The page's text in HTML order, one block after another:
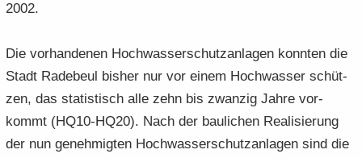
2002.
Die vor­han­de­nen Hoch­was­ser­schutz­an­la­gen konn­ten die
Stadt Ra­de­beul bis­her nur vor einem Hoch­was­ser schüt­
zen, das sta­tis­tisch alle zehn bis zwan­zig Jahre vor­
kommt (HQ10-HQ20). Nach der bau­li­chen Rea­li­sie­rung
der nun ge­neh­mig­ten Hoch­was­ser­schutz­an­la­gen sind die